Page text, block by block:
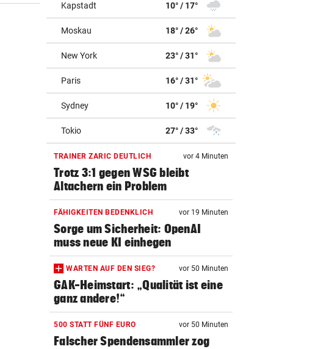
Kapstadt 10° / 17°
Moskau 18° / 26°
New York 23° / 31°
Paris 16° / 31°
Sydney 10° / 19°
Tokio 27° / 33°
TRAINER ZARIC DEUTLICH vor 4 Minuten
Trotz 3:1 gegen WSG bleibt
Altachern ein Problem
FÄHIGKEITEN BEDENKLICH vor 19 Minuten
Sorge um Sicherheit: OpenAI
muss neue KI einhegen
WARTEN AUF DEN SIEG? vor 50 Minuten
GAK-Heimstart: „Qualität ist eine
ganz andere!“
500 STATT FÜNF EURO vor 50 Minuten
Falscher Spendensammler zog